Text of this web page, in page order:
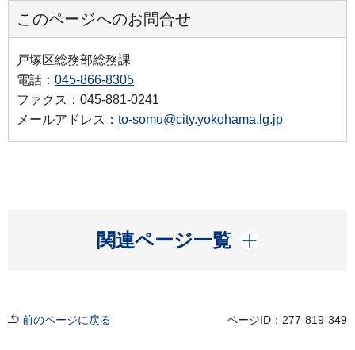
このページへのお問合せ
戸塚区総務部総務課
電話： 045-866-8305
ファクス：045-881-0241
メールアドレス： to-somu@city.yokohama.lg.jp
関連ページ一覧
開く
前のページに戻る ページID：277-819-349